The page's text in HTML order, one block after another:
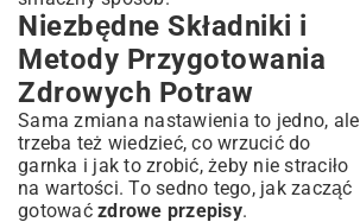
Niezbędne Składniki i
Metody Przygotowania
Zdrowych Potraw
Sama zmiana nastawienia to jedno, ale
trzeba też wiedzieć, co wrzucić do
garnka i jak to zrobić, żeby nie straciło
na wartości. To sedno tego, jak zacząć
gotować zdrowe przepisy.